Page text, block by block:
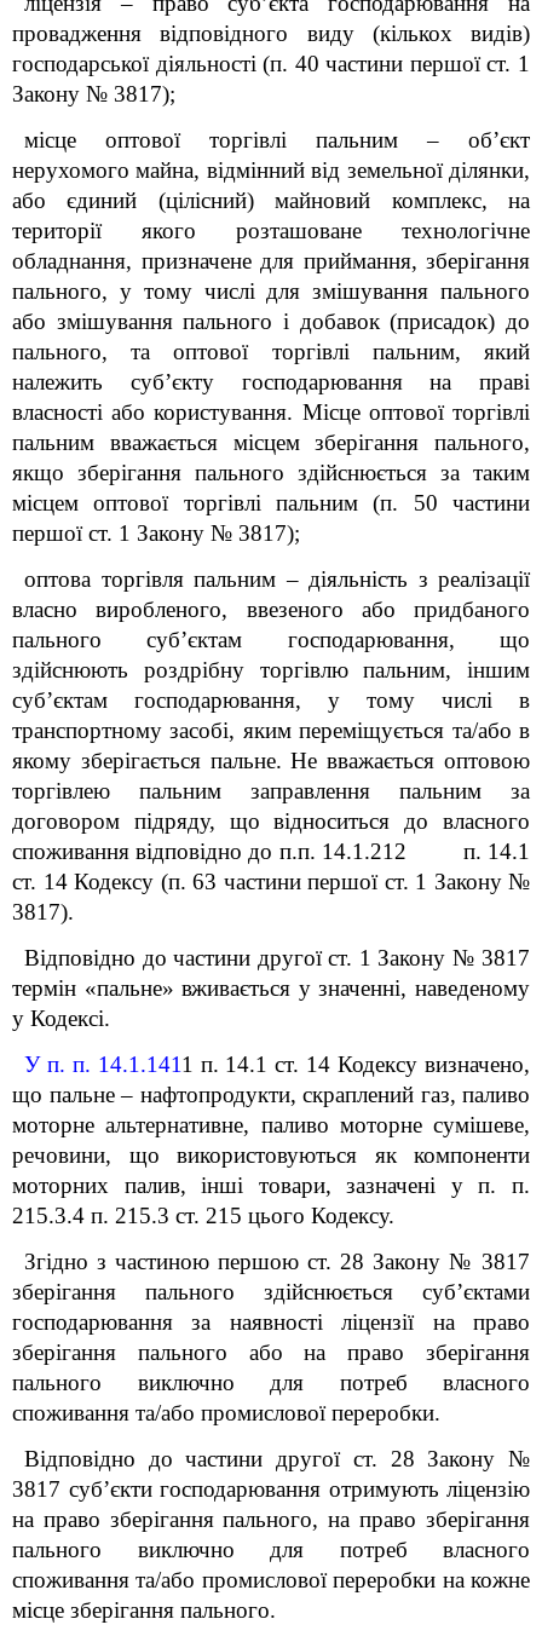
провадження відповідного виду (кількох видів)
господарської діяльності (п. 40 частини першої ст. 1
Закону № 3817);
місце оптової торгівлі пальним– об’єкт
нерухомого майна, відмінний від земельної ділянки,
або єдиний (цілісний) майновий комплекс, на
території якого розташоване технологічне
обладнання, призначене для приймання, зберігання
пального, у тому числі для змішування пального
або змішування пального і добавок (присадок) до
пального, та оптової торгівлі пальним, який
належить суб’єкту господарювання на праві
власності або користування. Місце оптової торгівлі
пальним вважається місцем зберігання пального,
якщо зберігання пального здійснюється за таким
місцем оптової торгівлі пальним (п. 50 частини
першої ст. 1 Закону № 3817);
оптова торгівля пальним–діяльність з реалізації
власно виробленого, ввезеного або придбаного
пального суб’єктам господарювання, що
здійснюють роздрібну торгівлю пальним, іншим
суб’єктам господарювання, у тому числі в
транспортному засобі, яким переміщується та/або в
якому зберігається пальне. Не вважається оптовою
торгівлею пальним заправлення пальним за
договором підряду, що відноситься до власного
споживання відповідно до п.п. 14.1.212 п. 14.1
ст. 14 Кодексу (п. 63 частини першої ст. 1 Закону №
3817).
Відповідно до частини другої ст. 1 Закону № 3817
термін «пальне» вживається у значенні, наведеному
у Кодексі.
У п. п. 14.1.1411 п. 14.1 ст. 14 Кодексу визначено,
що пальне – нафтопродукти, скраплений газ, паливо
моторне альтернативне, паливо моторне сумішеве,
речовини, що використовуються як компоненти
моторних палив, інші товари, зазначені у п. п.
215.3.4 п. 215.3 ст. 215 цього Кодексу.
Згідно з частиною першою ст. 28 Закону № 3817
зберігання пального здійснюється суб’єктами
господарювання за наявності ліцензії на право
зберігання пального або на право зберігання
пального виключно для потреб власного
споживання та/або промислової переробки.
Відповідно до частини другої ст. 28 Закону №
3817 суб’єкти господарювання отримують ліцензію
на право зберігання пального, на право зберігання
пального виключно для потреб власного
споживання та/або промислової переробки на кожне
місце зберігання пального.